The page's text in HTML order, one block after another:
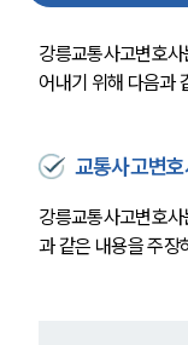
강릉교통사고변호
어내기 위해 다음과
교통사고변
강릉교통사고변호
과 같은 내용을 주장